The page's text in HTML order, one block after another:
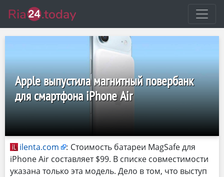
Apple выпустила магнитный повербанк
для смартфона iPhone Air
ilenta.com : Стоимость батареи MagSafe для
iPhone Air составляет $99. В списке совместимости
указана только эта модель. Дело в том, что выступ